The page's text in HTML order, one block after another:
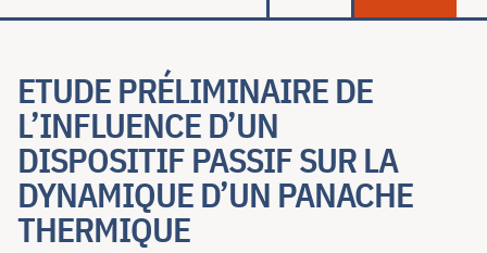
ETUDE PRÉLIMINAIRE DE
L’INFLUENCE D’UN
DISPOSITIF PASSIF SUR LA
DYNAMIQUE D’UN PANACHE
THERMIQUE